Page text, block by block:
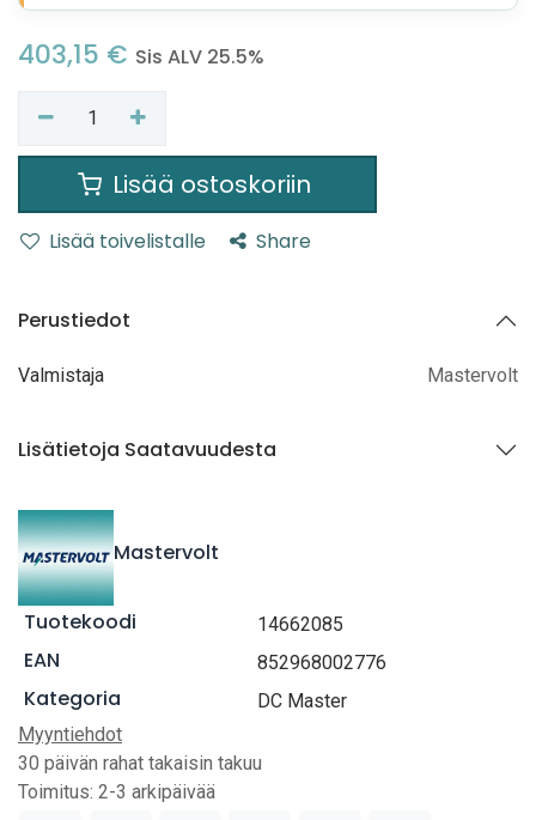
403,15 € Sis ALV 25.5%
Lisää ostoskoriin
Lisää toivelistalle Share
Perustiedot
Valmistaja Mastervolt
Lisätietoja Saatavuudesta
Mastervolt
Tuotekoodi 14662085
EAN 852968002776
Kategoria
DC Master
Myyntiehdot
30 päivän rahat takaisin takuu
Toimitus: 2-3 arkipäivää